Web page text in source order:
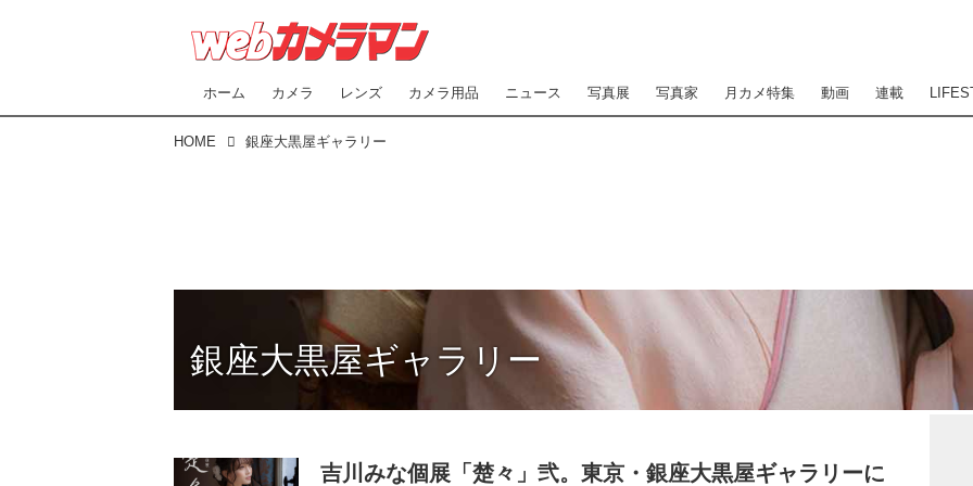
ホーム カメラ レンズ カメラ用品 ニュース 写真展 写真家 月カメ特集 動画 連載
HOME 銀座大黒屋ギャラリー
銀座大黒屋ギャラリー
吉川みな個展「楚々」弐。東京・銀座大黒屋ギャラリーに